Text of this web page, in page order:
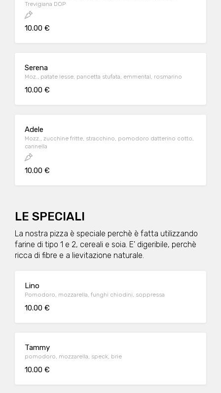
Trevigiana DOP
10.00 €
Serena
Moz., patate lesse, pancetta stufata, emmental, rosmarino
10.00 €
Adele
Mozz., zucchine fritte, stracchino, pomodoro datterino cotto,
cannella
10.00 €
LE SPECIALI
La nostra pizza è speciale perchè è fatta utilizzando
farine di tipo 1 e 2, cereali e soia. E' digeribile, perchè
ricca di fibre e a lievitazione naturale.
Lino
Pomodoro, mozzarella, funghi chiodini, soppressa
10.00 €
Tammy
pomodoro, mozzarella, speck, brie
10.00 €